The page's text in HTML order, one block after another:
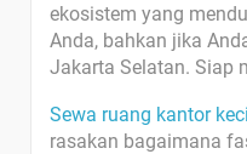
ekosistem yang
Anda, bahkan jika
Jakarta Selatan. Siap
Sewa ruang kantor
rasakan bagaimana